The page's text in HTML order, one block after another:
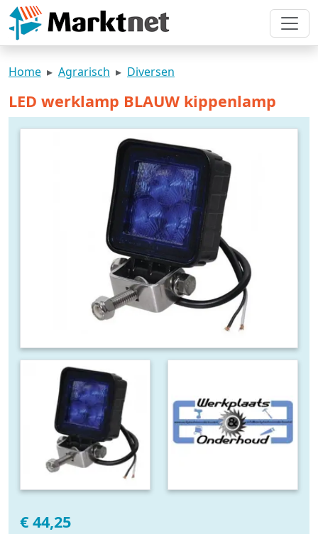
Home Agrarisch Diversen
LED werklamp BLAUW kippenlamp
€ 44,25